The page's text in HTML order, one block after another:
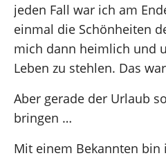
jeden Fall war ich am
einmal die Schönheiten
mich dann heimlich und
Leben zu stehlen. Das
Aber gerade der Urlaub
bringen …
Mit einem Bekannten